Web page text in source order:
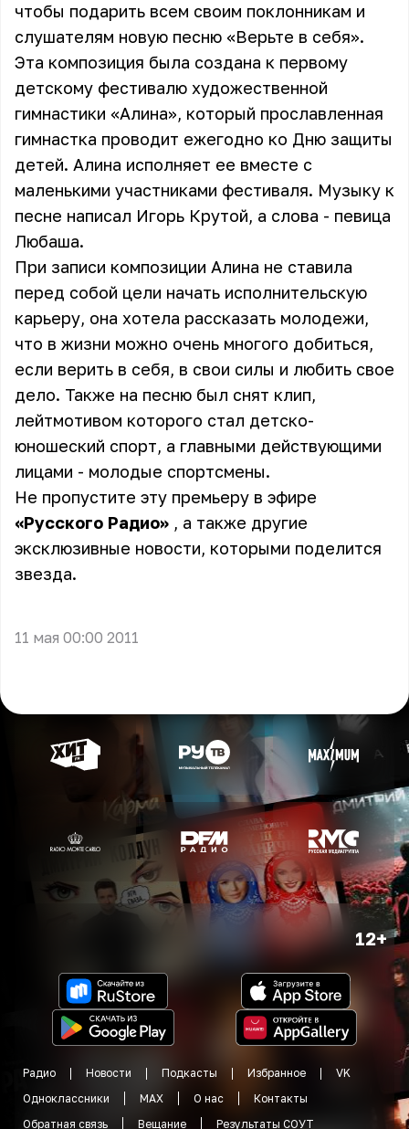
чтобы подарить всем своим поклонникам и
слушателям новую песню «Верьте в себя».
Эта композиция была создана к первому
детскому фестивалю художественной
гимнастики «Алина», который прославленная
гимнастка проводит ежегодно ко Дню защиты
детей. Алина исполняет ее вместе с
маленькими участниками фестиваля. Музыку к
песне написал Игорь Крутой, а слова - певица
Любаша.
При записи композиции Алина не ставила
перед собой цели начать исполнительскую
карьеру, она хотела рассказать молодежи,
что в жизни можно очень многого добиться,
если верить в себя, в свои силы и любить свое
дело. Также на песню был снят клип,
лейтмотивом которого стал детско-
юношеский спорт, а главными действующими
лицами - молодые спортсмены.
Не пропустите эту премьеру в эфире
«Русского Радио» , а также другие
эксклюзивные новости, которыми поделится
звезда.
11 мая 00:00 2011
12+
Радио Новости Подкасты Избранное
VK
Одноклассники
MAX О нас
Контакты
Обратная связь
Вещание Результаты СОУТ